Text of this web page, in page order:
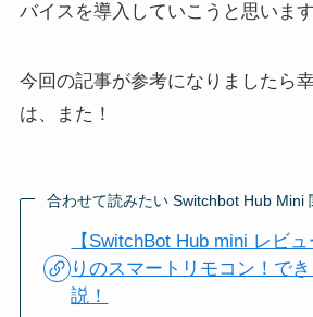
バイスを導入していこうと思います
今回の記事が参考になりましたら
は、また！
合わせて読みたい Switchbot Hub Mini
【SwitchBot Hub mini レビ
りのスマートリモコン！で
説！